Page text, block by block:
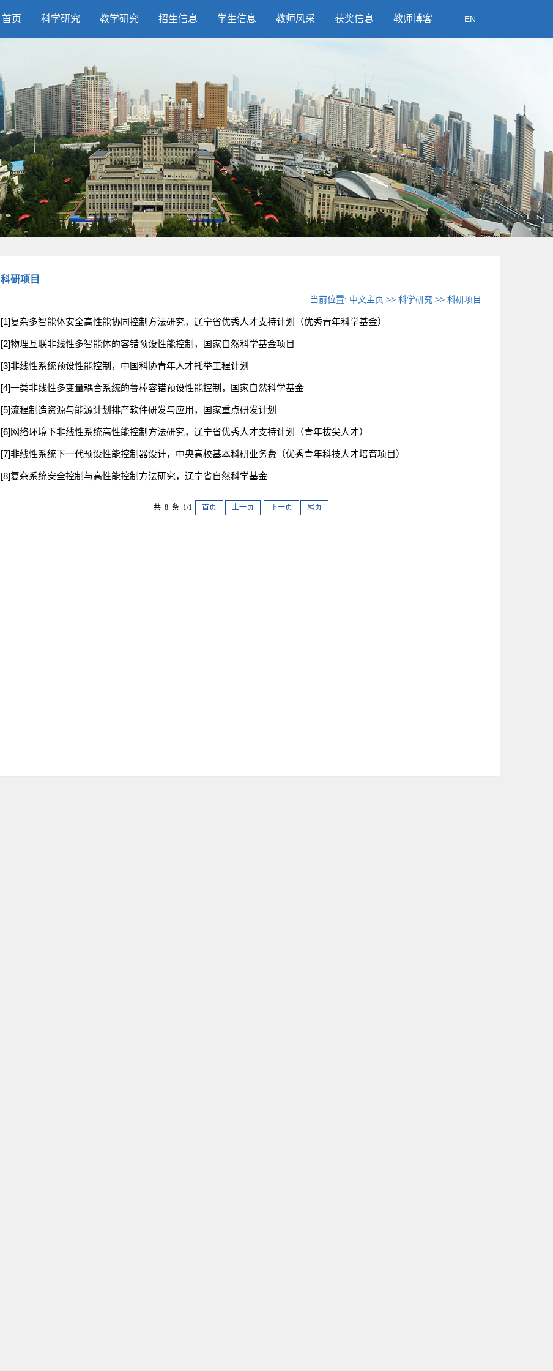
首页 科学研究 教学研究 招生信息 学生信息 教师风采 获奖信息 教师博客 EN
科研项目
当前位置: 中文主页 >>科学研究 >>科研项目
[1]复杂多智能体安全高性能协同控制方法研究，辽宁省优秀人才支持计划（优秀青年科学基金）
[2]物理互联非线性多智能体的容错预设性能控制，国家自然科学基金项目
[3]非线性系统预设性能控制，中国科协青年人才托举工程计划
[4]一类非线性多变量耦合系统的鲁棒容错预设性能控制，国家自然科学基金
[5]流程制造资源与能源计划排产软件研发与应用，国家重点研发计划
[6]网络环境下非线性系统高性能控制方法研究，辽宁省优秀人才支持计划（青年拔尖人才）
[7]非线性系统下一代预设性能控制器设计，中央高校基本科研业务费（优秀青年科技人才培育项目）
[8]复杂系统安全控制与高性能控制方法研究，辽宁省自然科学基金
共 8 条 1/1 首页 上一页 下一页 尾页